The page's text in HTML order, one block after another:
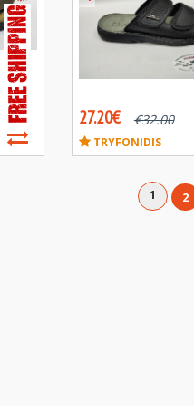
27.20€ €32.00
TRYFONIDIS
1 2